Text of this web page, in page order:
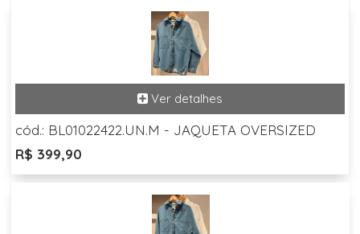
cód.: BL01022422.UN.M - JAQUETA OVERSIZED
R$ 399,90